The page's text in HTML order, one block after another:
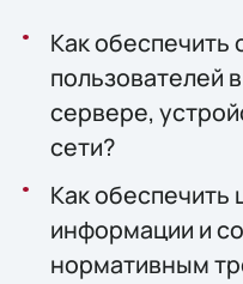
Как обеспечить
пользователей
сервере,
сети?
Как обеспечить
информации и
нормативным